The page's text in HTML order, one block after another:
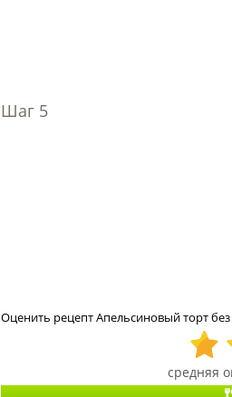
Оценить рецепт Апельсиновый торт